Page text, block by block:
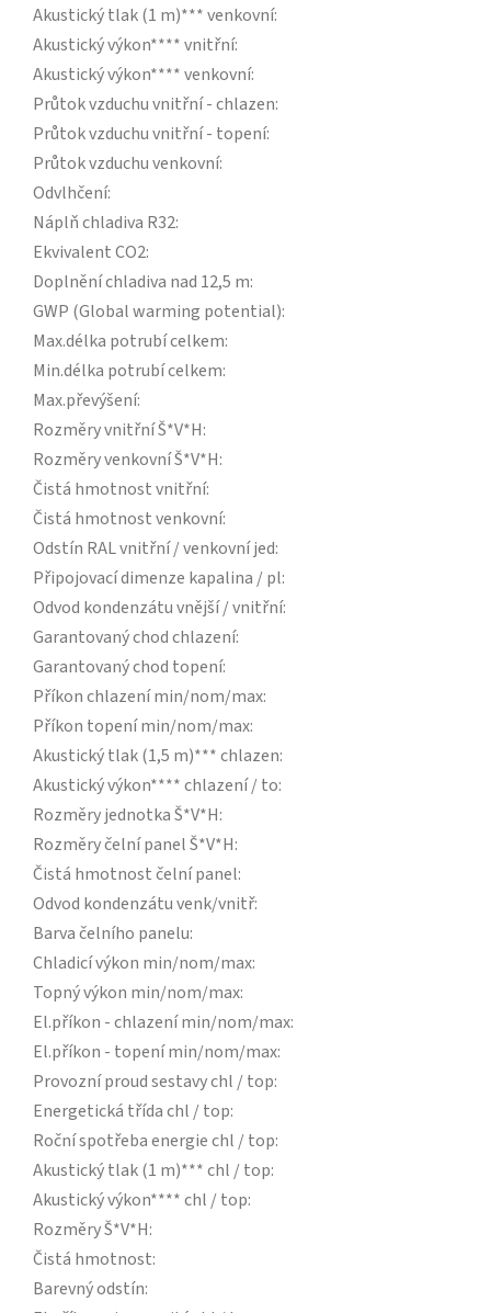
Akustický tlak (1 m)*** venkovní:
Akustický výkon**** vnitřní:
Akustický výkon**** venkovní:
Průtok vzduchu vnitřní - chlazen:
Průtok vzduchu vnitřní - topení:
Průtok vzduchu venkovní:
Odvlhčení:
Náplň chladiva R32:
Ekvivalent CO2:
Doplnění chladiva nad 12,5 m:
GWP (Global warming potential):
Max.délka potrubí celkem:
Min.délka potrubí celkem:
Max.převýšení:
Rozměry vnitřní Š*V*H:
Rozměry venkovní Š*V*H:
Čistá hmotnost vnitřní:
Čistá hmotnost venkovní:
Odstín RAL vnitřní / venkovní jed:
Připojovací dimenze kapalina / pl:
Odvod kondenzátu vnější / vnitřní:
Garantovaný chod chlazení:
Garantovaný chod topení:
Příkon chlazení min/nom/max:
Příkon topení min/nom/max:
Akustický tlak (1,5 m)*** chlazen:
Akustický výkon**** chlazení / to:
Rozměry jednotka Š*V*H:
Rozměry čelní panel Š*V*H:
Čistá hmotnost čelní panel:
Odvod kondenzátu venk/vnitř:
Barva čelního panelu:
Chladicí výkon min/nom/max:
Topný výkon min/nom/max:
El.příkon - chlazení min/nom/max:
El.příkon - topení min/nom/max:
Provozní proud sestavy chl / top:
Energetická třída chl / top:
Roční spotřeba energie chl / top:
Akustický tlak (1 m)*** chl / top:
Akustický výkon**** chl / top:
Rozměry Š*V*H:
Čistá hmotnost:
Barevný odstín: